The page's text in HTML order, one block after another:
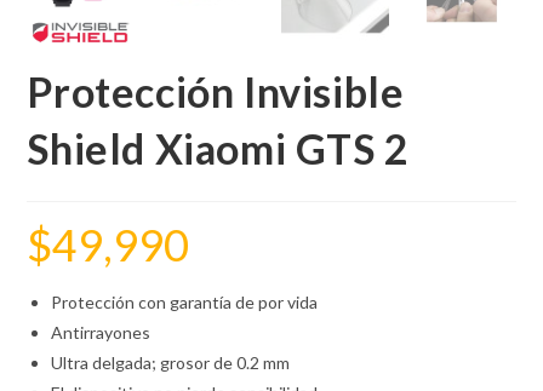
Protección Invisible
Shield Xiaomi GTS 2
$49,990
Protección con garantía de por vida
Antirrayones
Ultra delgada; grosor de 0.2 mm